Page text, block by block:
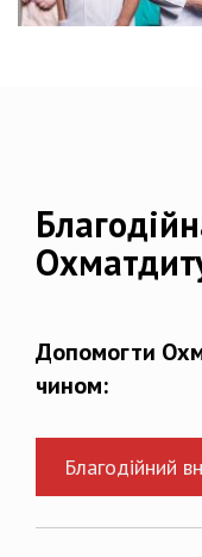
Допомогти
чином:
Благодійний